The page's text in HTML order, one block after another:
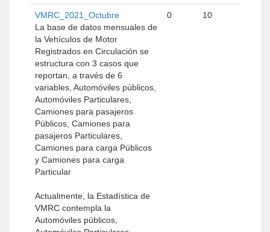
VMRC_2021_Octubre
La base de datos mensuales de
la Vehículos de Motor
Registrados en Circulación se
estructura con 3 casos que
reportan, a través de 6
variables, Automóviles públicos,
Automóviles Particulares,
Camiones para pasajeros
Públicos, Camiones para
pasajeros Particulares,
Camiones para carga Públicos
y Camiones para carga
Particular
Actualmente, la Estadística de
VMRC contempla la
Automóviles públicos,
0 10